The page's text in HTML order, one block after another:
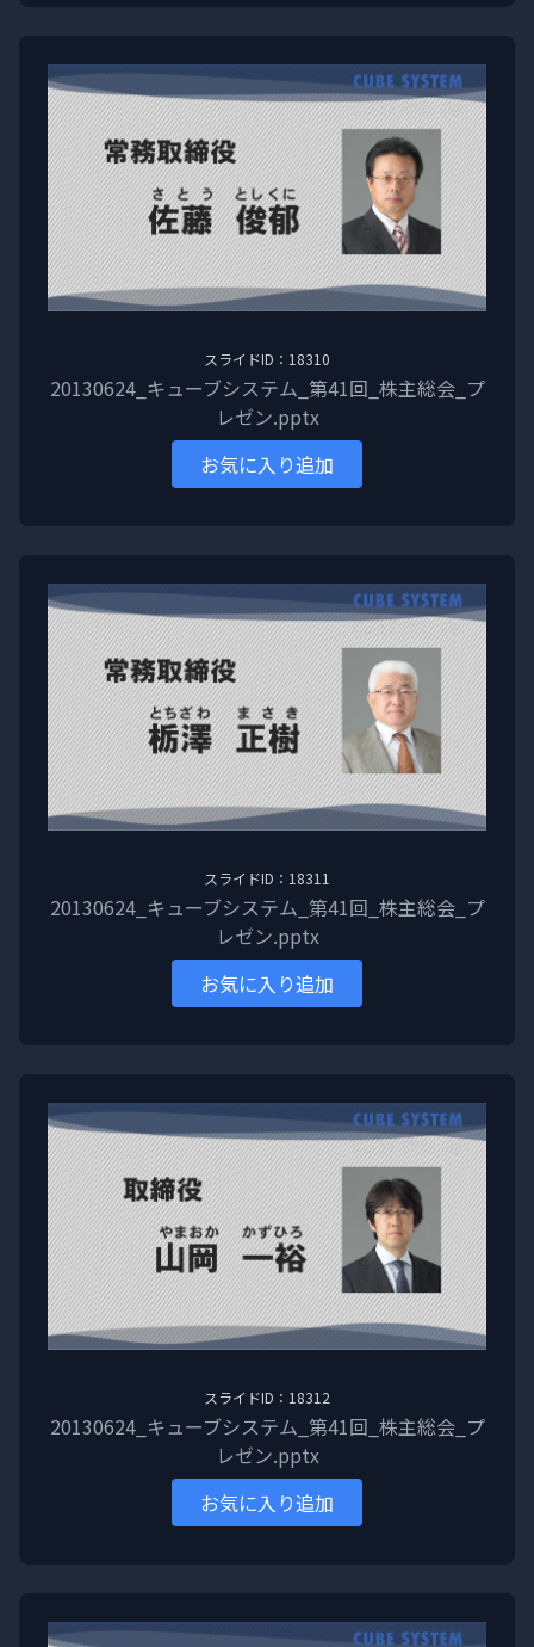
スライドID：18310
20130624_キューブシステム_第41回_株主総会_プ
レゼン.pptx
お気に入り追加
スライドID：18311
20130624_キューブシステム_第41回_株主総会_プ
レゼン.pptx
お気に入り追加
スライドID：18312
20130624_キューブシステム_第41回_株主総会_プ
レゼン.pptx
お気に入り追加